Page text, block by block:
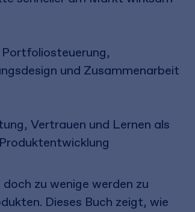
Portfoliosteuerung,
und Zusammenarbeit
Vertrauen und Lernen als
zu wenige werden zu
Dieses Buch zeigt, wie